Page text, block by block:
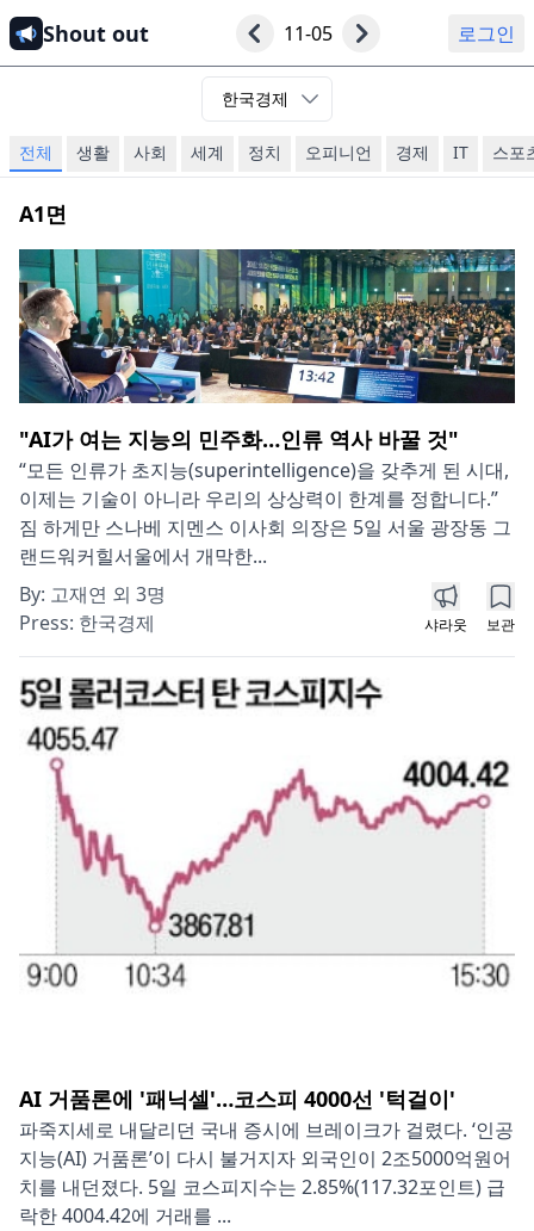
Shout out 11-05 로그인
한국경제
전체 생활 사회 세계 정치 오피니언 경제 IT 스포
A1면
"AI가 여는 지능의 민주화…인류 역사 바꿀 것"
“모든 인류가 초지능(superintelligence)을 갖추게 된 시대,
이제는 기술이 아니라 우리의 상상력이 한계를 정합니다.”
짐 하게만 스나베 지멘스 이사회 의장은 5일 서울 광장동 그
랜드워커힐서울에서 개막한...
By: 고재연 외 3명
Press: 한국경제 샤라웃 보관
AI 거품론에 '패닉셀'…코스피 4000선 '턱걸이'
파죽지세로 내달리던 국내 증시에 브레이크가 걸렸다. ‘인공
지능(AI) 거품론’이 다시 불거지자 외국인이 2조5000억원어
치를 내던졌다. 5일 코스피지수는 2.85%(117.32포인트) 급
락한 4004.42에 거래를 ...